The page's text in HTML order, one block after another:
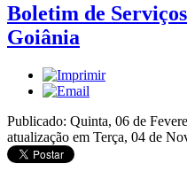
Boletim de
Goiânia
Publicado: Quinta, 06 de
atualização em Terça, 04 de